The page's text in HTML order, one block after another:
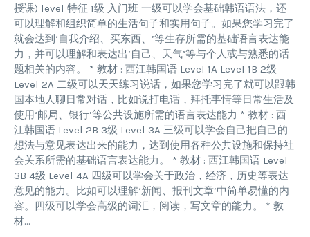
授课) level 特征 1级 入门班 一级可以学会基础韩语语法，还
可以理解和组织简单的生活句子和实用句子。如果您学习完了
就会达到‘自我介绍、买东西、’等生存所需的基础语言表达能
力，并可以理解和表达出‘自己、天气’等与个人或与熟悉的话
题相关的内容。 * 教材 : 西江韩国语 Level 1A Level 1B 2级
Level 2A 二级可以天天练习说话，如果您学习完了就可以跟韩
国本地人聊日常对话，比如说打电话，拜托事情等日常生活及
使用‘邮局、银行’等公共设施所需的语言表达能力 * 教材 : 西
江韩国语 Level 2B 3级 Level 3A 三级可以学会自己把自己的
想法与意见表达出来的能力，达到使用各种公共设施和保持社
会关系所需的基础语言表达能力。 * 教材 : 西江韩国语 Level
3B 4级 Level 4A 四级可以学会关于政治，经济，历史等表达
意见的能力。比如可以理解‘新闻、报刊文章’中简单易懂的内
容。四级可以学会高级的词汇，阅读，写文章的能力。 * 教
材…